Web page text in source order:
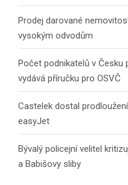
Prodej darované
vysokým odvodům
Počet podnikatelů v Česku
vydává příručku pro OSVČ
Castelek dostal
easyJet
Bývalý policejní velitel
a Babišovy sliby